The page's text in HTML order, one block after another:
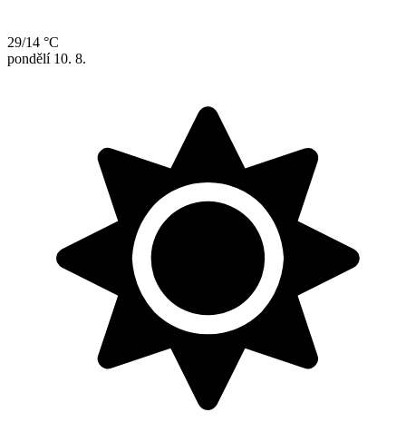
29/14 °C
pondělí 10. 8.